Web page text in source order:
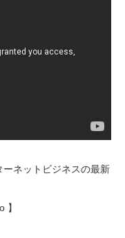
ネットビジネスの最新
】